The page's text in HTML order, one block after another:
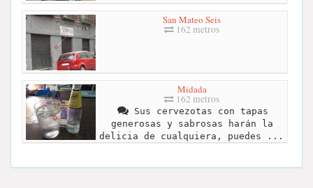
San Mateo Seis
162 metros
Midada
162 metros
Sus cervezotas con tapas
generosas y sabrosas harán la
delicia de cualquiera, puedes ...